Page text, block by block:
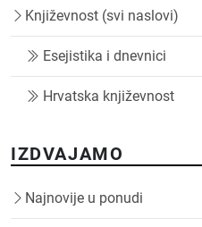
Književnost (svi naslovi)
Esejistika i dnevnici
Hrvatska književnost
IZDVAJAMO
Najnovije u ponudi